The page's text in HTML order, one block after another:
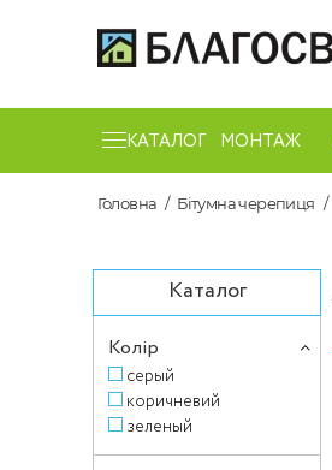
КАТАЛОГ МОНТАЖ
Головна Бітумна черепиця
Каталог
Колір
серый
коричневий
зеленый